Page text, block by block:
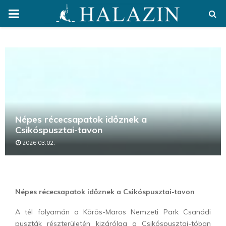
PRIMARY
Népes récecsapatok időznek a
Csikóspusztai-tavon
2026.03.02.
Népes récecsapatok időznek a Csikóspusztai-tavon
A tél folyamán a Körös-Maros Nemzeti Park Csanádi
puszták részterületén kizárólag a Csikóspusztai-tóban